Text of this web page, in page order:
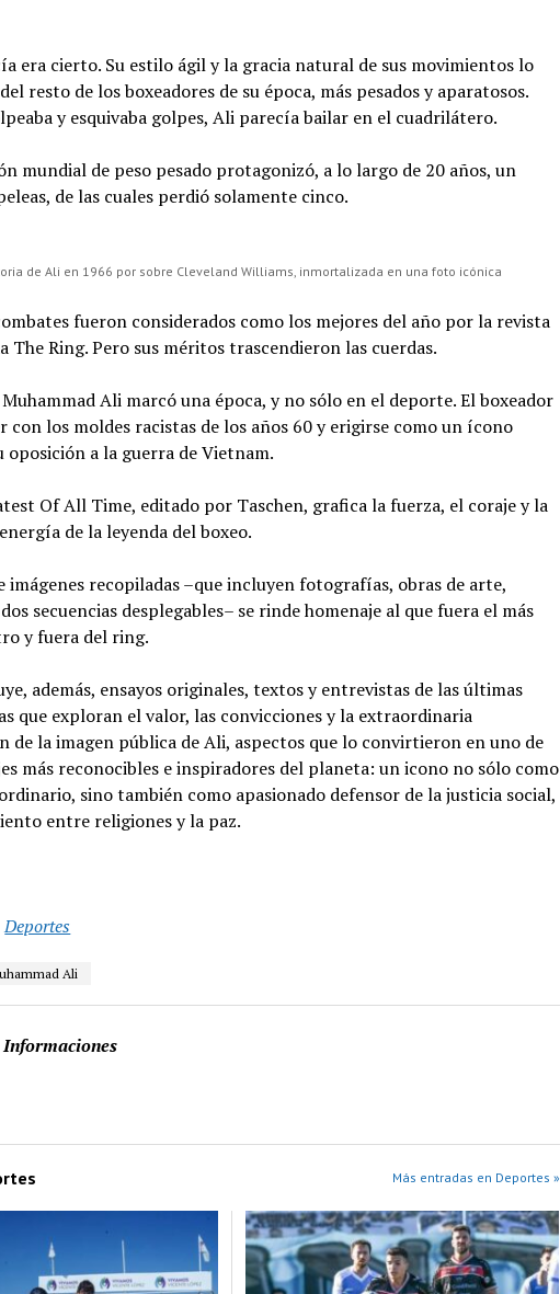
era cierto. Su estilo ágil y la gracia natural de sus movimientos lo
resto de los boxeadores de su época, más pesados y aparatosos.
y esquivaba golpes, Ali parecía bailar en el cuadrilátero.
mundial de peso pesado protagonizó, a lo largo de 20 años, un
de las cuales perdió solamente cinco.
de Ali en 1966 por sobre Cleveland Williams, inmortalizada en una foto icónica
fueron considerados como los mejores del año por la revista
The Ring. Pero sus méritos trascendieron las cuerdas.
Ali marcó una época, y no sólo en el deporte. El boxeador
con los moldes racistas de los años 60 y erigirse como un ícono
oposición a la guerra de Vietnam.
Of All Time, editado por Taschen, grafica la fuerza, el coraje y la
de la leyenda del boxeo.
imágenes recopiladas –que incluyen fotografías, obras de arte,
secuencias desplegables– se rinde homenaje al que fuera el más
y fuera del ring.
además, ensayos originales, textos y entrevistas de las últimas
que exploran el valor, las convicciones y la extraordinaria
de la imagen pública de Ali, aspectos que lo convirtieron en uno de
más reconocibles e inspiradores del planeta: un icono no sólo como
sino también como apasionado defensor de la justicia social,
entre religiones y la paz.
Deportes
Ali
Informaciones
Más entradas en Deportes »